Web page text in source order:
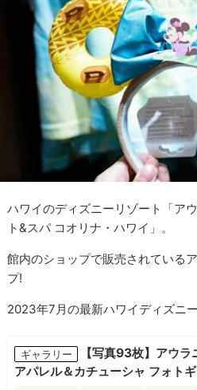
ハワイのディズニーリゾート「ア
ト&スパ コオリナ・ハワイ」。
館内のショップで販売されている
プ!
2023年7月の最新ハワイディズニ
ギャラリー
【写真93枚】アウ
アパレル＆カチューシャ フォト